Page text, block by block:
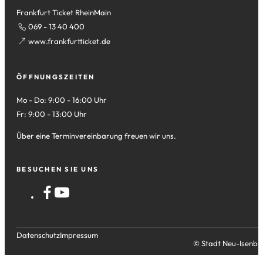
Frankfurt Ticket RheinMain
069 - 13 40 400
www.frankfurtticket.de
(Öffnet
Tab)
ÖFFNUNGSZEITEN
Mo - Do: 9:00 - 16:00 Uhr
Fr: 9:00 - 13:00 Uhr
Über eine Terminvereinbarung freuen wir uns.
BESUCHEN SIE UNS
DatenschutzImpressum
© Stadt Neu-